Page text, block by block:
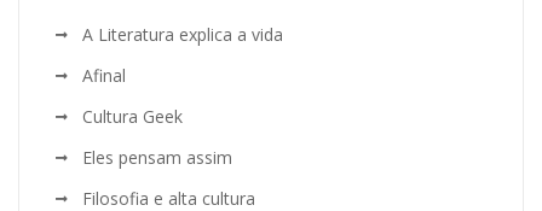
A Literatura explica a vida
Afinal
Cultura Geek
Eles pensam assim
Filosofia e alta cultura